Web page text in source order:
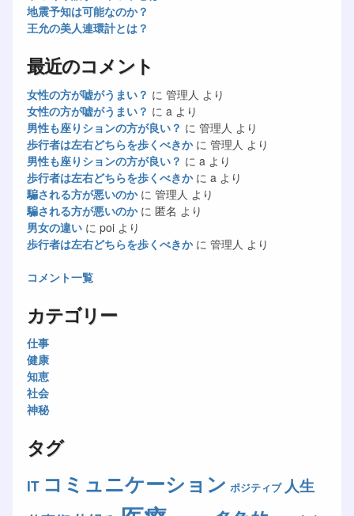
地震予知は可能なのか？
王允の美人連環計とは？
最近のコメント
女性の方が嘘がうまい？ に 管理人 より
女性の方が嘘がうまい？ に a より
男性も座りションの方が良い？ に 管理人 より
歩行者は左右どちらを歩くべきかに 管理人 より
男性も座りションの方が良い？ に a より
歩行者は左右どちらを歩くべきかに a より
騙される方が悪いのかに 管理人 より
騙される方が悪いのかに 匿名 より
男女の違いに poiより
歩行者は左右どちらを歩くべきかに 管理人 より
コメント一覧
カテゴリー
仕事
健康
知恵
社会
神秘
タグ
IT コミュニケーション ポジティブ 人生